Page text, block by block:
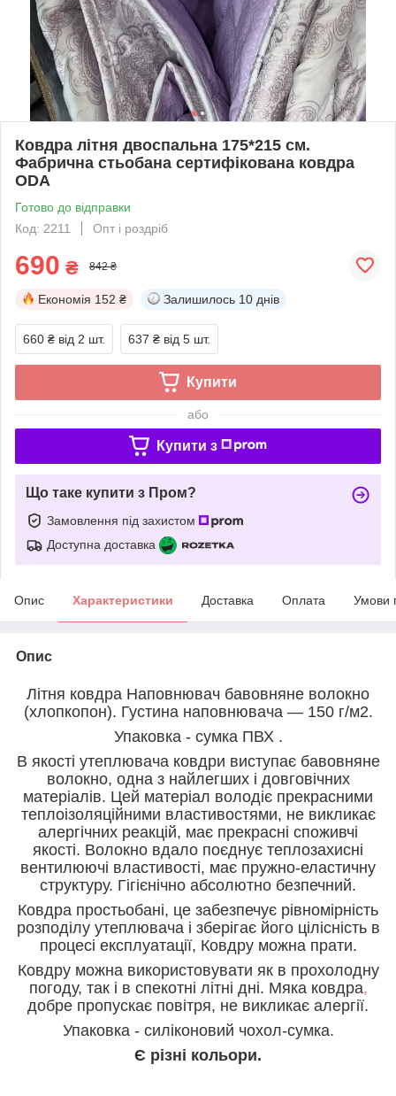
Ковдра літня двоспальна 175*215 см.
Фабрична стьобана сертифікована ковдра
ODA
Готово до відправки
Код: 2211
Опт і роздріб
690 ₴ 842 ₴
Економія 152 ₴ Залишилось 10 днів
660 ₴ від 2 шт. 637 ₴ від 5 шт.
Купити
або
Купити з
Що таке купити з Пром?
Замовлення під захистом
Доступна доставка
Опис Характеристики Доставка Оплата Умови
Опис
Літня ковдра Наповнювач бавовняне волокно
(хлопкопон). Густина наповнювача ― 150 г/м2.
Упаковка - сумка ПВХ .
В якості утеплювача ковдри виступає бавовняне
волокно, одна з найлегших і довговічних
матеріалів. Цей матеріал володіє прекрасними
теплоізоляційними властивостями, не викликає
алергічних реакцій, має прекрасні споживчі
якості. Волокно вдало поєднує теплозахисні
вентилюючі властивості, має пружно-еластичну
структуру. Гігієнічно абсолютно безпечний.
Ковдра простьобані, це забезпечує рівномірність
розподілу утеплювача і зберігає його цілісність в
процесі експлуатації, Ковдру можна прати.
Ковдру можна використовувати як в прохолодну
погоду, так і в спекотні літні дні. Мяка ковдра,
добре пропускає повітря, не викликає алергії.
Упаковка - силіконовий чохол-сумка.
Є різні кольори.